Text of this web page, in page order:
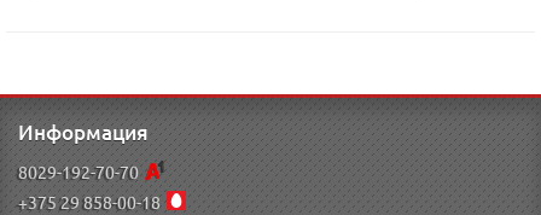
Информация
8029-192-70-70
+375 29 858-00-18